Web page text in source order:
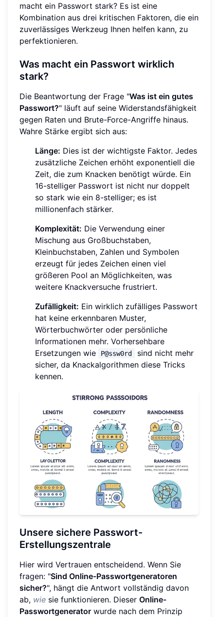
macht ein Passwort stark? Es ist eine
Kombination aus drei kritischen Faktoren, die ein
zuverlässiges Werkzeug Ihnen helfen kann, zu
perfektionieren.
Was macht ein Passwort wirklich
stark?
Die Beantwortung der Frage "Was ist ein gutes
Passwort?" läuft auf seine Widerstandsfähigkeit
gegen Raten und Brute-Force-Angriffe hinaus.
Wahre Stärke ergibt sich aus:
Länge: Dies ist der wichtigste Faktor. Jedes
zusätzliche Zeichen erhöht exponentiell die
Zeit, die zum Knacken benötigt würde. Ein
16-stelliger Passwort ist nicht nur doppelt
so stark wie ein 8-stelliger; es ist
millionenfach stärker.
Komplexität: Die Verwendung einer
Mischung aus Großbuchstaben,
Kleinbuchstaben, Zahlen und Symbolen
erzeugt für jedes Zeichen einen viel
größeren Pool an Möglichkeiten, was
weitere Knackversuche frustriert.
Zufälligkeit: Ein wirklich zufälliges Passwort
hat keine erkennbaren Muster,
Wörterbuchwörter oder persönliche
Informationen mehr. Vorhersehbare
Ersetzungen wie
P@ssw0rd
sind nicht mehr
sicher, da Knackalgorithmen diese Tricks
kennen.
Unsere sichere Passwort-
Erstellungszentrale
Hier wird Vertrauen entscheidend. Wenn Sie
fragen: "Sind Online-Passwortgeneratoren
sicher?", hängt die Antwort vollständig davon
ab, wie sie funktionieren. Dieser Online-
Passwortgenerator wurde nach dem Prinzip